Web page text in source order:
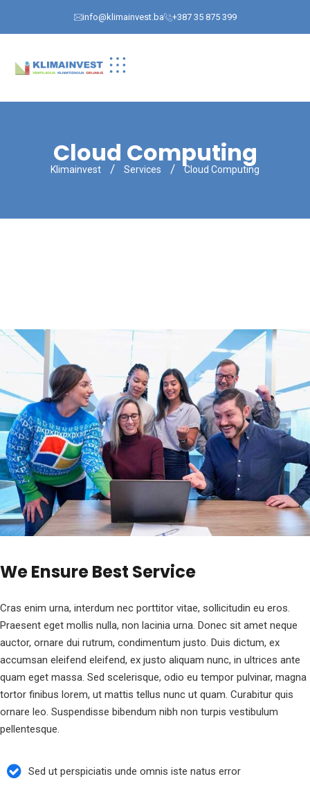
info@klimainvest.ba +387 35 875 399
Cloud Computing
Klimainvest Services Cloud Computing
We Ensure Best Service
Cras enim urna, interdum nec porttitor vitae, sollicitudin eu eros.
Praesent eget mollis nulla, non lacinia urna. Donec sit amet neque
auctor, ornare dui rutrum, condimentum justo. Duis dictum, ex
accumsan eleifend eleifend, ex justo aliquam nunc, in ultrices ante
quam eget massa. Sed scelerisque, odio eu tempor pulvinar, magna
tortor finibus lorem, ut mattis tellus nunc ut quam. Curabitur quis
ornare leo. Suspendisse bibendum nibh non turpis vestibulum
pellentesque.
Sed ut perspiciatis unde omnis iste natus error